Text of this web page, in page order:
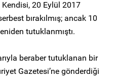
20 Eylül 2017
bırakılmış; ancak 10
tutuklanmıştı.
beraber tutuklanan bir
Gazetesi’ne gönderdiği